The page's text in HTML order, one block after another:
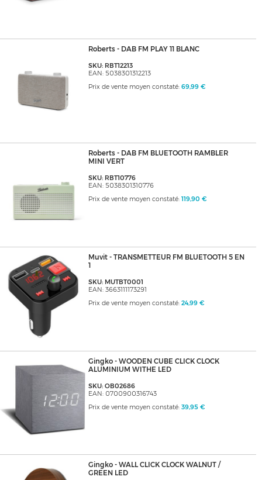
Roberts - DAB FM PLAY 11 BLANC
SKU: RBT12213
EAN: 5038301312213
Prix de vente moyen constaté: 69,99 €
Roberts - DAB FM BLUETOOTH RAMBLER
MINI VERT
SKU: RBT10776
EAN: 5038301310776
Prix de vente moyen constaté: 119,90 €
Muvit - TRANSMETTEUR FM BLUETOOTH 5 EN
1
SKU: MUTBT0001
EAN: 3663111173291
Prix de vente moyen constaté: 24,99 €
Gingko - WOODEN CUBE CLICK CLOCK
ALUMINIUM WITHE LED
SKU: OB02686
EAN: 0700900316743
Prix de vente moyen constaté: 39,95 €
Gingko - WALL CLICK CLOCK WALNUT /
GREEN LED